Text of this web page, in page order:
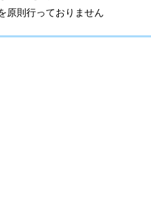
原則行っておりません